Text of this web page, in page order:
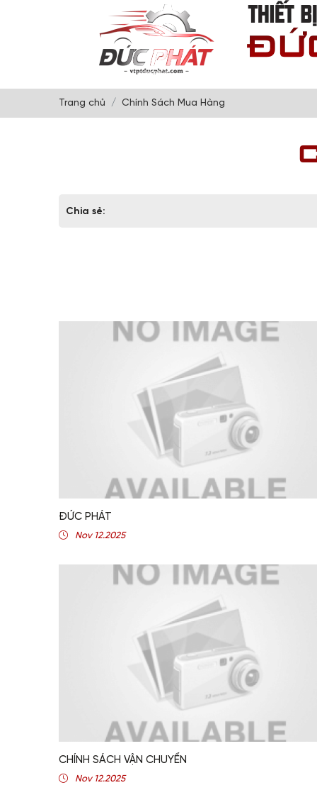
Trang chủ Chính Sách Mua Hàng
Chia sẻ:
ĐỨC PHÁT
Nov 12.2025
CHÍNH SÁCH VẬN CHUYỂN
Nov 12.2025